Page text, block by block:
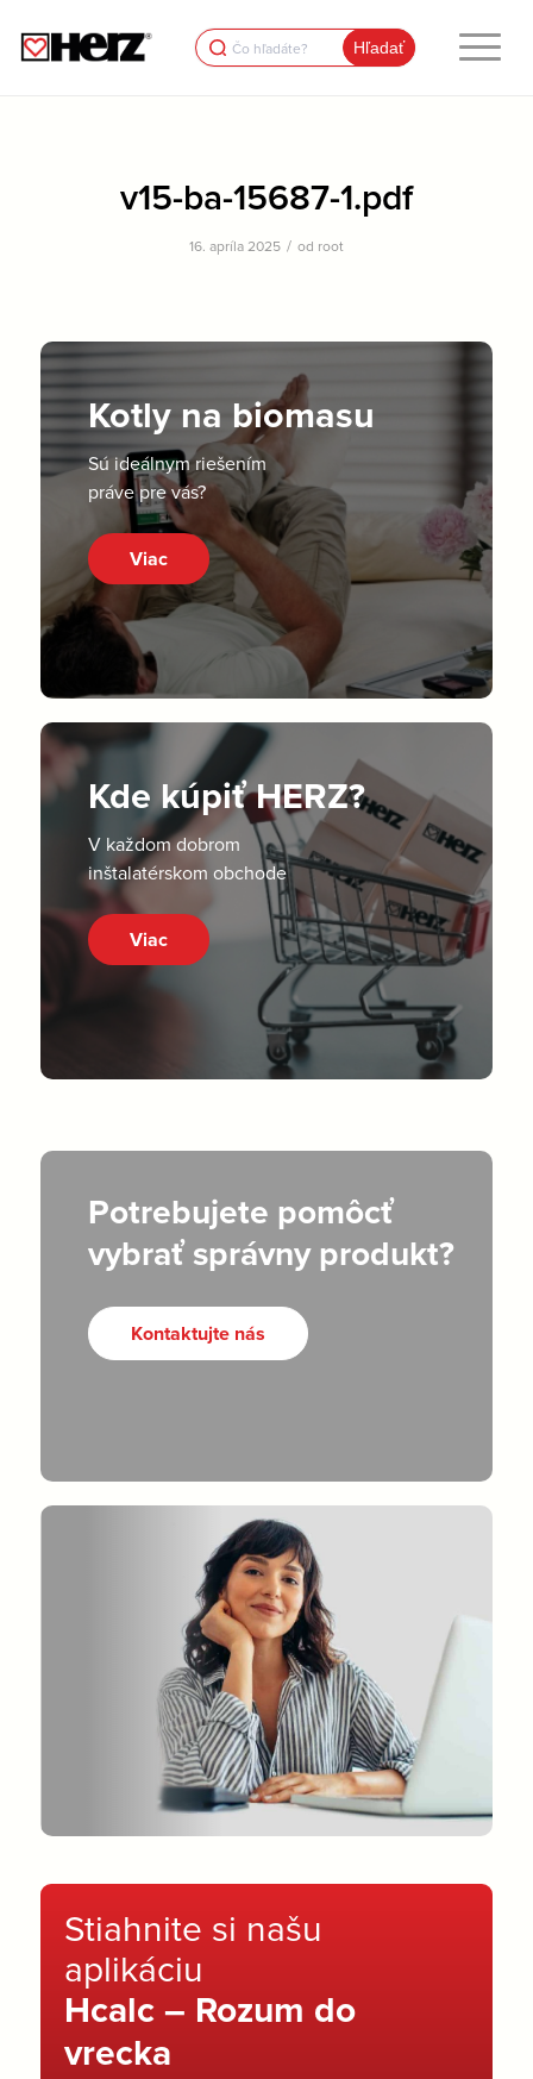
Search
for:
v15-ba-15687-1.pdf
16. apríla 2025 / od root
Kotly na biomasu
Sú ideálnym riešením
práve pre vás?
Viac
Kde kúpiť HERZ?
V každom dobrom
inštalatérskom obchode
Viac
Potrebujete pomôcť
vybrať správny produkt?
Kontaktujte nás
Stiahnite si našu
aplikáciu
Hcalc – Rozum do
vrecka